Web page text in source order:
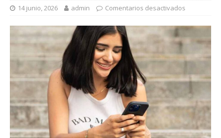
14 junio, 2026 admin Comentarios desactivados